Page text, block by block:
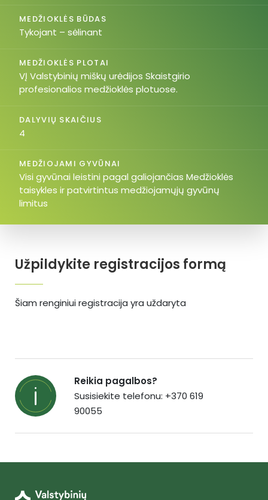
Užpildykite registracijos formą
Šiam renginiui registracija yra uždaryta
MEDŽIOKLĖS BŪDAS
Tykojant – sėlinant
MEDŽIOKLĖS PLOTAI
VĮ Valstybinių miškų urėdijos Skaistgirio
profesionalios medžioklės plotuose.
DALYVIŲ SKAIČIUS
4
MEDŽIOJAMI GYVŪNAI
Visi gyvūnai leistini pagal galiojančias Medžioklės
taisykles ir patvirtintus medžiojamųjų gyvūnų
limitus
Reikia pagalbos?
Susisiekite telefonu: +370 619
90055